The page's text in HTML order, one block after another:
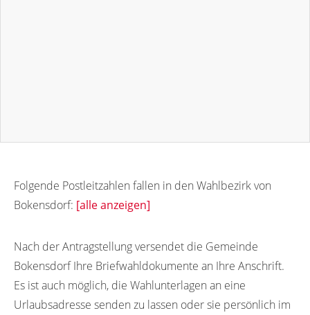
Folgende Postleitzahlen fallen in den Wahlbezirk von
Bokensdorf: [alle anzeigen]
Nach der Antragstellung versendet die Gemeinde
Bokensdorf Ihre Briefwahldokumente an Ihre Anschrift.
Es ist auch möglich, die Wahlunterlagen an eine
Urlaubsadresse senden zu lassen oder sie persönlich im